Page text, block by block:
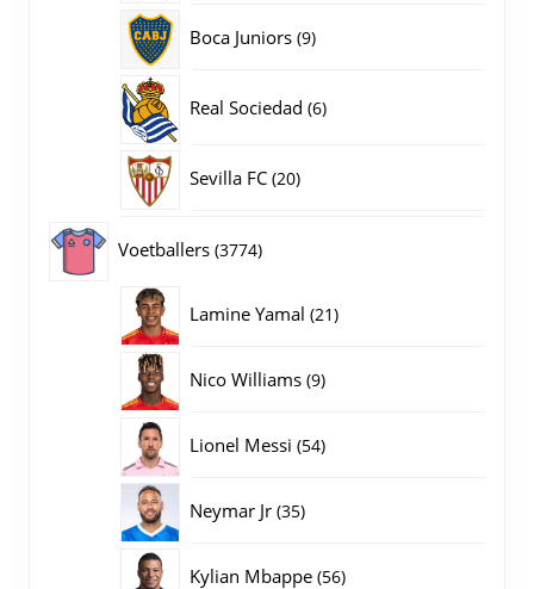
Boca Juniors 99
Real Sociedad 66
Sevilla FC 2020
Voetballers 37743774
Lamine Yamal 2121
Nico Williams 99
Lionel Messi 5454
Neymar Jr 3535
Kylian Mbappe 5656